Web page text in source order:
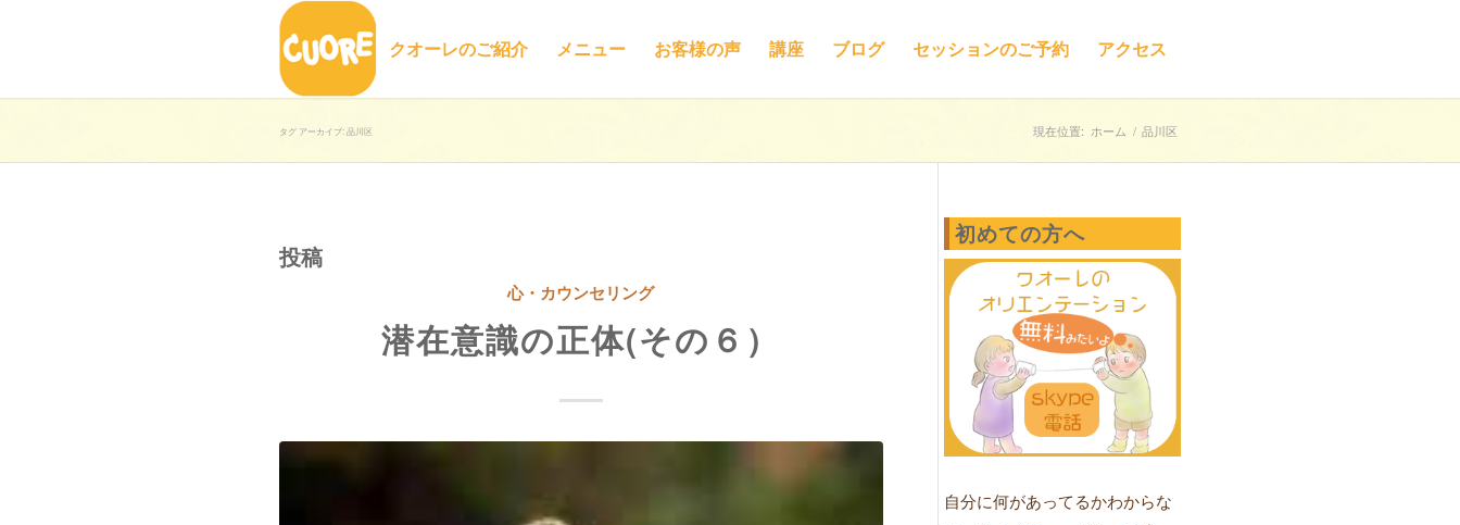
クオーレのご紹介 メニュー お客様の声 講座 ブログ セッションのご予約 アクセス
タグ アーカイブ: 品川区 現在位置: ホーム / 品川区
投稿
心・カウンセリング
潜在意識の正体(その６）
初めての方へ
自分に何があってるかわからな